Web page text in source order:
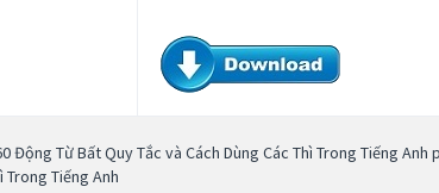
Động Từ Bất Quy Tắc và Cách Dùng Các Thì Trong Tiếng Anh
Trong Tiếng Anh